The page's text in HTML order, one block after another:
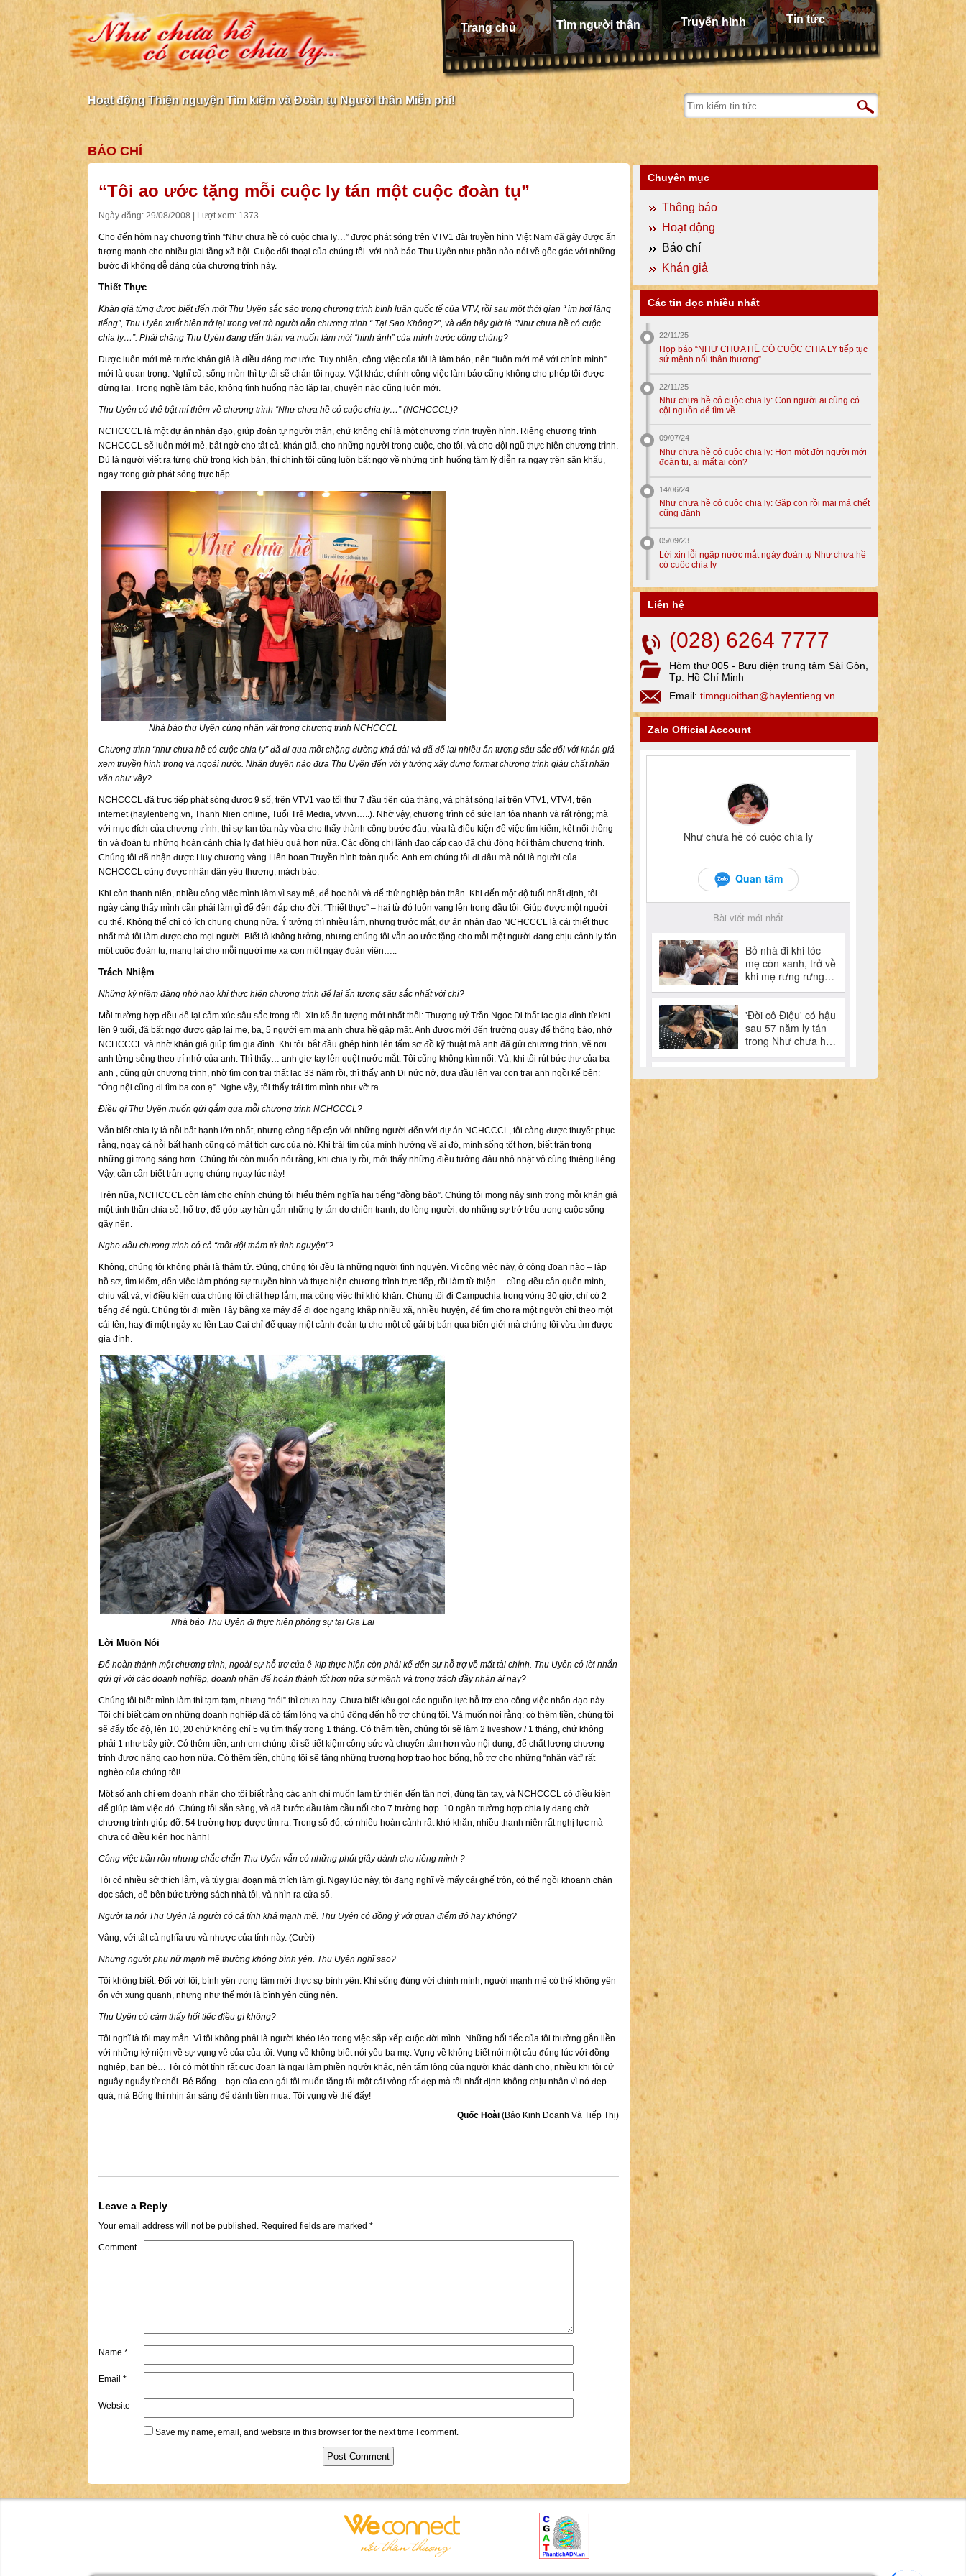
Trang chủ Tìm người thân Truyền hình Tin tức
Hoạt động Thiện nguyện Tìm kiếm và Đoàn tụ Người thân Miễn phí!
BÁO CHÍ
“Tôi ao ước tặng mỗi cuộc ly tán một cuộc đoàn tụ”
Ngày đăng: 29/08/2008 | Lượt xem: 1373
Cho đến hôm nay chương trình “Như chưa hề có cuộc chia ly…” được phát sóng trên VTV1 đài truyền hình Việt Nam đã gây được ấn
tượng mạnh cho nhiều giai tầng xã hội. Cuộc đối thoại của chúng tôi với nhà báo Thu Uyên như phần nào nói về gốc gác với những
bước đi không dễ dàng của chương trình này.
Thiết Thực
Khán giả từng được biết đến một Thu Uyên sắc sảo trong chương trình bình luận quốc tế của VTV, rồi sau một thời gian “ im hơi lặng
tiếng”, Thu Uyên xuất hiện trở lại trong vai trò người dẫn chương trình “ Tại Sao Không?”, và đến bây giờ là “Như chưa hề có cuộc
chia ly…”. Phải chăng Thu Uyên đang dấn thân và muốn làm mới “hình ảnh” của mình trước công chúng?
Được luôn mới mẻ trước khán giả là điều đáng mơ ước. Tuy nhiên, công việc của tôi là làm báo, nên “luôn mới mẻ với chính mình”
mới là quan trọng. Nghĩ cũ, sống mòn thì tự tôi sẽ chán tôi ngay. Mặt khác, chính công việc làm báo cũng không cho phép tôi được
dừng lại. Trong nghề làm báo, không tình huống nào lặp lại, chuyện nào cũng luôn mới.
Thu Uyên có thể bật mí thêm về chương trình “Như chưa hề có cuộc chia ly…” (NCHCCCL)?
NCHCCCL là một dự án nhân đạo, giúp đoàn tự người thân, chứ không chỉ là một chương trình truyền hình. Riêng chương trình
NCHCCCL sẽ luôn mới mẻ, bất ngờ cho tất cả: khán giả, cho những người trong cuộc, cho tôi, và cho đội ngũ thực hiện chương trình.
Dù là người viết ra từng chữ trong kịch bản, thì chính tôi cũng luôn bất ngờ về những tình huống tâm lý diễn ra ngay trên sân khấu,
ngay trong giờ phát sóng trực tiếp.
Nhà báo thu Uyên cùng nhân vật trong chương trình NCHCCCL
Chương trình “như chưa hề có cuộc chia ly” đã đi qua một chặng đường khá dài và đã để lại nhiều ấn tượng sâu sắc đối với khán giả
xem truyền hình trong và ngoài nước. Nhân duyên nào đưa Thu Uyên đến với ý tưởng xây dựng format chương trình giàu chất nhân
văn như vậy?
NCHCCCL đã trực tiếp phát sóng được 9 số, trên VTV1 vào tối thứ 7 đầu tiên của tháng, và phát sóng lại trên VTV1, VTV4, trên
internet (haylentieng.vn, Thanh Nien online, Tuổi Trẻ Media, vtv.vn…..). Nhờ vậy, chương trình có sức lan tỏa nhanh và rất rộng; mà
với mục đích của chương trình, thì sự lan tỏa này vừa cho thấy thành công bước đầu, vừa là điều kiện để việc tìm kiếm, kết nối thông
tin và đoàn tụ những hoàn cảnh chia ly đạt hiệu quả hơn nữa. Các đồng chí lãnh đạo cấp cao đã chủ động hỏi thăm chương trình.
Chúng tôi đã nhận được Huy chương vàng Liên hoan Truyền hình toàn quốc. Anh em chúng tôi đi đâu mà nói là người của
NCHCCCL cũng được nhân dân yêu thương, mách bảo.
Khi còn thanh niên, nhiều công việc mình làm vì say mê, để học hỏi và để thử nghiệp bản thân. Khi đến một độ tuổi nhất định, tôi
ngày càng thấy mình cần phải làm gì để đền đáp cho đời. “Thiết thực” – hai từ đó luôn vang lên trong đầu tôi. Giúp được một người
cụ thể. Không thể chỉ có ích chung chung nữa. Ý tưởng thì nhiều lắm, nhưng trước mắt, dự án nhân đạo NCHCCCL là cái thiết thực
nhất mà tôi làm được cho mọi người. Biết là không tưởng, nhưng chúng tôi vẫn ao ước tặng cho mỗi một người đang chịu cảnh ly tán
một cuộc đoàn tụ, mang lại cho mỗi người mẹ xa con một ngày đoàn viên…..
Trách Nhiệm
Những kỷ niệm đáng nhớ nào khi thực hiện chương trình để lại ấn tượng sâu sắc nhất với chị?
Mỗi trường hợp đều để lại cảm xúc sâu sắc trong tôi. Xin kể ấn tượng mới nhất thôi: Thượng uý Trần Ngọc Di thất lạc gia đình từ khi
lên 9 tuổi, đã bất ngờ được gặp lại mẹ, ba, 5 người em mà anh chưa hề gặp mặt. Anh được mời đến trường quay để thông báo, nhờ
NCHCCCL và nhờ khán giả giúp tìm gia đình. Khi tôi bắt đầu ghép hình lên tấm sơ đồ kỹ thuật mà anh đã gửi chương trình, vẽ nơi
anh từng sống theo trí nhớ của anh. Thì thấy… anh giơ tay lên quệt nước mắt. Tôi cũng không kìm nổi. Và, khi tôi rút bức thư của ba
anh , cũng gửi chương trình, nhờ tìm con trai thất lạc 33 năm rồi, thì thấy anh Di nức nở, dựa đầu lên vai con trai anh ngồi kế bên:
“Ông nội cũng đi tìm ba con ạ”. Nghe vậy, tôi thấy trái tim mình như vỡ ra.
Điều gì Thu Uyên muốn gửi gắm qua mỗi chương trình NCHCCCL?
Vẫn biết chia ly là nỗi bất hạnh lớn nhất, nhưng càng tiếp cận với những người đến với dự án NCHCCCL, tôi càng được thuyết phục
rằng, ngay cả nỗi bất hạnh cũng có mặt tích cực của nó. Khi trái tim của mình hướng về ai đó, mình sống tốt hơn, biết trân trọng
những gì trong sáng hơn. Chúng tôi còn muốn nói rằng, khi chia ly rồi, mới thấy những điều tưởng đâu nhỏ nhặt vô cùng thiêng liêng.
Vậy, cần cần biết trân trọng chúng ngay lúc này!
Trên nữa, NCHCCCL còn làm cho chính chúng tôi hiểu thêm nghĩa hai tiếng “đồng bào”. Chúng tôi mong nảy sinh trong mỗi khán giả
một tinh thần chia sẻ, hổ trợ, để góp tay hàn gắn những ly tán do chiến tranh, do lòng người, do những sự trớ trêu trong cuộc sống
gây nên.
Nghe đâu chương trình có cả “một đội thám tử tình nguyện”?
Không, chúng tôi không phải là thám tử. Đúng, chúng tôi đều là những người tình nguyện. Vì công việc này, ở công đoạn nào – lập
hồ sơ, tìm kiếm, đến việc làm phóng sự truyền hình và thực hiện chương trình trực tiếp, rồi làm từ thiện… cũng đều cần quên mình,
chịu vất vả, vì điều kiện của chúng tôi chật hẹp lắm, mà công việc thì khó khăn. Chúng tôi đi Campuchia trong vòng 30 giờ, chỉ có 2
tiếng để ngủ. Chúng tôi đi miền Tây bằng xe máy để đi dọc ngang khắp nhiều xã, nhiều huyện, để tìm cho ra một người chỉ theo một
cái tên; hay đi một ngày xe lên Lao Cai chỉ để quay một cảnh đoàn tụ cho một cô gái bị bán qua biên giới mà chúng tôi vừa tìm được
gia đình.
Nhà báo Thu Uyên đi thực hiện phóng sự tại Gia Lai
Lời Muốn Nói
Để hoàn thành một chương trình, ngoài sự hỗ trợ của ê-kip thực hiện còn phải kể đến sự hỗ trợ về mặt tài chính. Thu Uyên có lời nhắn
gửi gì với các doanh nghiệp, doanh nhân để hoàn thành tốt hơn nữa sứ mệnh và trọng trách đầy nhân ái này?
Chúng tôi biết mình làm thì tạm tạm, nhưng “nói” thì chưa hay. Chưa biết kêu gọi các nguồn lực hỗ trợ cho công việc nhân đạo này.
Tôi chỉ biết cám ơn những doanh nghiệp đã có tấm lòng và chủ động đến hỗ trợ chúng tôi. Và muốn nói rằng: có thêm tiền, chúng tôi
sẽ đẩy tốc độ, lên 10, 20 chứ không chỉ 5 vụ tìm thấy trong 1 tháng. Có thêm tiền, chúng tôi sẽ làm 2 liveshow / 1 tháng, chứ không
phải 1 như bây giờ. Có thêm tiền, anh em chúng tôi sẽ tiết kiệm công sức và chuyên tâm hơn vào nội dung, để chất lượng chương
trình được nâng cao hơn nữa. Có thêm tiền, chúng tôi sẽ tăng những trường hợp trao học bổng, hỗ trợ cho những “nhân vật” rất
nghèo của chúng tôi!
Một số anh chị em doanh nhân cho tôi biết rằng các anh chị muốn làm từ thiện đến tận nơi, đúng tận tay, và NCHCCCL có điều kiện
để giúp làm việc đó. Chúng tôi sẵn sàng, và đã bước đầu làm cầu nối cho 7 trường hợp. 10 ngàn trường hợp chia ly đang chờ
chương trình giúp đỡ. 54 trường hợp được tìm ra. Trong số đó, có nhiều hoàn cảnh rất khó khăn; nhiều thanh niên rất nghị lực mà
chưa có điều kiện học hành!
Công việc bận rộn nhưng chắc chắn Thu Uyên vẫn có những phút giây dành cho riêng mình ?
Tôi có nhiều sở thích lắm, và tùy giai đoạn mà thích làm gì. Ngay lúc này, tôi đang nghĩ về mấy cái ghế tròn, có thể ngồi khoanh chân
đọc sách, để bên bức tường sách nhà tôi, và nhìn ra cửa sổ.
Người ta nói Thu Uyên là người có cá tính khá mạnh mẽ. Thu Uyên có đồng ý với quan điểm đó hay không?
Vâng, với tất cả nghĩa ưu và nhược của tính này. (Cười)
Nhưng người phụ nữ mạnh mẽ thường không bình yên. Thu Uyên nghĩ sao?
Tôi không biết. Đối với tôi, bình yên trong tâm mới thực sự bình yên. Khi sống đúng với chính mình, người mạnh mẽ có thể không yên
ổn với xung quanh, nhưng như thế mới là bình yên cũng nên.
Thu Uyên có cảm thấy hối tiếc điều gì không?
Tôi nghĩ là tôi may mắn. Vì tôi không phải là người khéo léo trong việc sắp xếp cuộc đời mình. Những hối tiếc của tôi thường gắn liền
với những kỷ niệm về sự vụng về của của tôi. Vụng về không biết nói yêu ba mẹ. Vụng về không biết nói một câu đúng lúc với đồng
nghiệp, bạn bè… Tôi có một tính rất cực đoan là ngại làm phiền người khác, nên tấm lòng của người khác dành cho, nhiều khi tôi cứ
nguây nguẩy từ chối. Bé Bống – bạn của con gái tôi muốn tặng tôi một cái vòng rất đẹp mà tôi nhất định không chịu nhận vì nó đẹp
quá, mà Bống thì nhịn ăn sáng để dành tiền mua. Tôi vụng về thế đấy!
Quốc Hoài (Báo Kinh Doanh Và Tiếp Thị)
Leave a Reply
Your email address will not be published. Required fields are marked *
Comment
Name *
Email *
Website
Save my name, email, and website in this browser for the next time I comment.
Chuyên mục
Thông báo
Hoạt động
Báo chí
Khán giả
Các tin đọc nhiều nhất
22/11/25
Họp báo “NHƯ CHƯA HỀ CÓ CUỘC CHIA LY tiếp tục
sứ mệnh nối thân thương”
22/11/25
Như chưa hề có cuộc chia ly: Con người ai cũng có
cội nguồn để tìm về
09/07/24
Như chưa hề có cuộc chia ly: Hơn một đời người mới
đoàn tụ, ai mất ai còn?
14/06/24
Như chưa hề có cuộc chia ly: Gặp con rồi mai má chết
cũng đành
05/09/23
Lời xin lỗi ngập nước mắt ngày đoàn tụ Như chưa hề
có cuộc chia ly
Liên hệ
(028) 6264 7777
Hòm thư 005 - Bưu điện trung tâm Sài Gòn,
Tp. Hồ Chí Minh
Email: timnguoithan@haylentieng.vn
Zalo Official Account